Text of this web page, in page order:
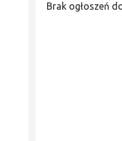
Brak ogłoszeń